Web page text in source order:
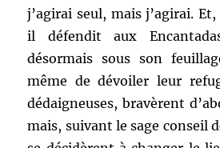
j’agirai seul, mais j’agirai.
il défendit aux
désormais sous son
même de dévoiler leur
dédaigneuses, bravèrent
mais, suivant le sage conseil